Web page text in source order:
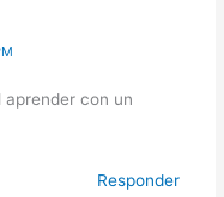
aprender con un
Responder